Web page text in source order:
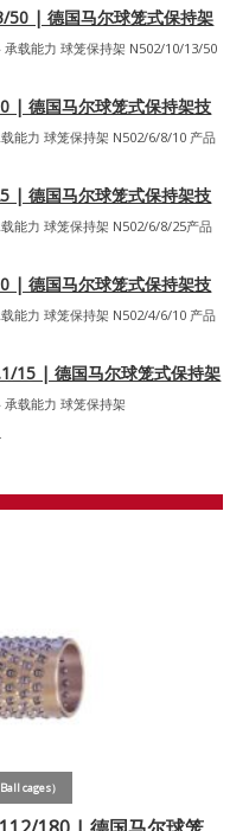
| 德国马尔球笼式保持架
载能力 球笼保持架 N502/10/13/50
德国马尔球笼式保持架技
能力 球笼保持架 N502/6/8/10 产品
德国马尔球笼式保持架技
能力 球笼保持架 N502/6/8/25产品
德国马尔球笼式保持架技
能力 球笼保持架 N502/4/6/10 产品
15 | 德国马尔球笼式保持架
载能力 球笼保持架